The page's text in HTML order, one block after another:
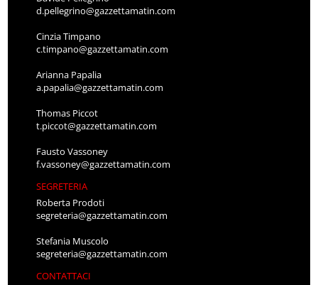
d.pellegrino@gazzettamatin.com
Cinzia Timpano
c.timpano@gazzettamatin.com
Arianna Papalia
a.papalia@gazzettamatin.com
Thomas Piccot
t.piccot@gazzettamatin.com
Fausto Vassoney
f.vassoney@gazzettamatin.com
SEGRETERIA
Roberta Prodoti
segreteria@gazzettamatin.com
Stefania Muscolo
segreteria@gazzettamatin.com
CONTATTACI